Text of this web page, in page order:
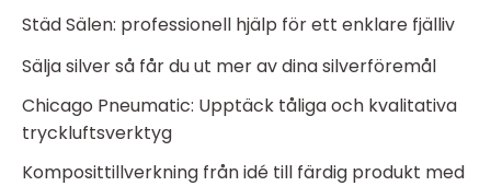
Städ Sälen: professionell hjälp för ett enklare fjälliv
Sälja silver så får du ut mer av dina silverföremål
Chicago Pneumatic: Upptäck tåliga och kvalitativa
tryckluftsverktyg
Komposittillverkning från idé till färdig produkt med